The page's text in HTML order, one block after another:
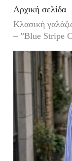
Αρχική σελίδα
Κλασική
– ”Blue Stripe